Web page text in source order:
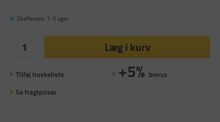
Skaffevare: 1-3 uger
Læg i kurv
Tilføj huskeliste +5% bonus
Se fragtpriser